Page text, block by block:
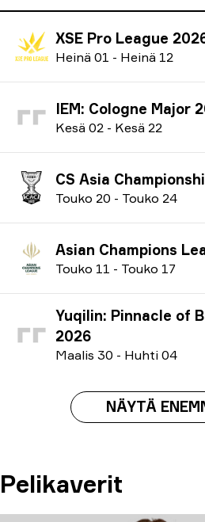
XSE Pro League
Heinä 01 - Heinä 12
IEM: Cologne Major
Kesä 02 - Kesä 22
CS Asia
Touko 20 - Touko 24
Asian Champions
Touko 11 - Touko 17
Yuqilin: Pinnacle of
2026
Maalis 30 - Huhti 04
NÄYTÄ
Pelikaverit